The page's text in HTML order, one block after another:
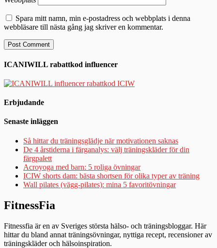
Spara mitt namn, min e-postadress och webbplats i denna
webbläsare till nästa gång jag skriver en kommentar.
ICANIWILL rabattkod influencer
Erbjudande
Senaste inläggen
Så hittar du träningsglädje när motivationen saknas
De 4 årstiderna i färganalys: välj träningskläder för din
färgpalett
Acroyoga med barn: 5 roliga övningar
ICIW shorts dam: bästa shortsen för olika typer av träning
Wall pilates (vägg-pilates): mina 5 favoritövningar
FitnessFia
Fitnessfia är en av Sveriges största hälso- och träningsbloggar. Här
hittar du bland annat träningsövningar, nyttiga recept, recensioner av
träningskläder och hälsoinspiration.